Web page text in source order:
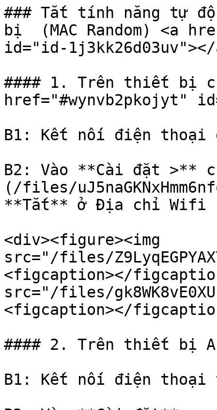
### Tắt tính năng tự
bị  (MAC Random) <a
id="id-1j3kk26d03uv"></
#### 1. Trên thiết bị
href="#wynvb2pkojyt"
B1: Kết nối điện thoại
B2: Vào **Cài đặt >**
(/files/
**Tắt** ở Địa chỉ Wifi
<div><figure><img
src="/files/
<figcaption></
src="/files/
<figcaption></
#### 2. Trên thiết bị
B1: Kết nối điện thoại